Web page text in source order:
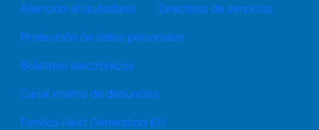
Atención al ciudadano
Directorio de servicios
Protección de datos personales
Boletines electrónicos
Canal interno de denuncias
Fondos Next Generation EU